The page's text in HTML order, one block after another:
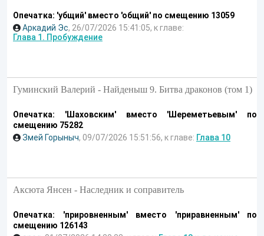
Опечатка: 'убщий' вместо 'общий' по смещению 13059
Аркадий Эс, 26/07/2026 15:41:05, к главе:
Глава 1. Пробуждение
Гуминский Валерий - Найденыш 9. Битва драконов (том 1)
Опечатка: 'Шаховским' вместо 'Шереметьевым' по
смещению 75282
Змей Горыныч, 09/07/2026 15:51:56, к главе: Глава 10
Аксюта Янсен - Наследник и соправитель
Опечатка: 'прировненным' вместо 'приравненным' по
смещению 126143